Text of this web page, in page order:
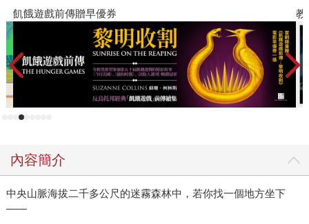
階》。2022年，雪羊跟著布農族人執行一項極有文化傳承意
義的計劃──從花蓮的馬遠部落翻越中央山脈，徒步回到南投
的丹大老家。 隊伍隨稜線一路上上下下，時而腰繞，時而上
攀下切；沿途景色美歸美，但光是第一天，換算下來就是爬
了兩棟台北一○一的高度。像雪羊這樣的專業登山者也就罷
了，要想隊伍中可是連全套專業配備都沒有的族人，連業餘
登山客都稱不上啊，路途上的艱辛血淚不在話下。要沒先弄
睡袋裡偷哭了，想說『我幹嘛要來呀！』」…… 有一種鄉
愁，是你知道自己有個「家」，卻從來只在家族長輩口中聽
聞，而未曾親身到達過。更有一種鄉愁，是跋山涉水千辛萬
飢餓遊戲前傳贈早優券 教
內容簡介
中央山脈海拔二千多公尺的迷霧森林中，若你找一個地方坐下
——